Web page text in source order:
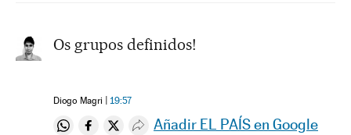
Os grupos definidos!
Diogo Magri 19:57
Añadir EL PAÍS en Google